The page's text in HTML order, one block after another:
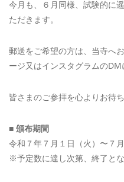
今月も、６月同様、試験的に
ただきます。
郵送をご希望の方は、当寺へ
ージ又はインスタグラムのDM
皆さまのご参拝を心よりお待
■ 頒布期間
令和７年７月１日（火）〜７月
※予定数に達し次第、終了と